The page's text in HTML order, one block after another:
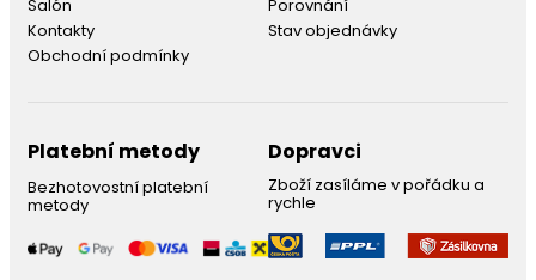
Salón
Kontakty
Obchodní podmínky
Porovnání
Stav objednávky
Platební metody
Bezhotovostní platební
metody
Dopravci
Zboží zasíláme v pořádku a
rychle